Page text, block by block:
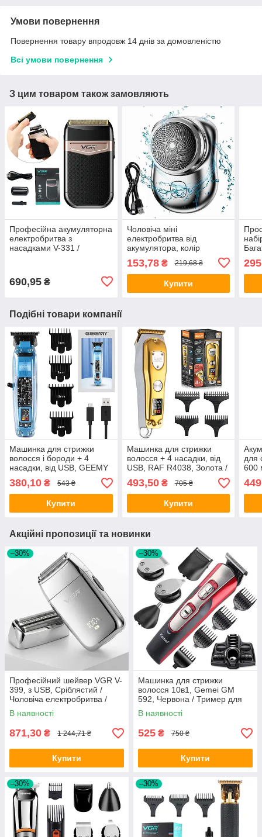
Умови повернення
Повернення товару впродовж 14 днів за домовленістю
Всі умови повернення
З цим товаром також замовляють
Професійна акумуляторна
електробритва з
насадками V-331 /
690,95 ₴
Чоловіча міні
електробритва від
акумулятора, колір
бритва / Дорожня
електробритва
153,78₴ 219,68 ₴
Купити
295
Подібні товари компанії
Машинка для стрижки
волосся і бороди + 4
насадки, від USB, GEEMY
GM8007 / Бездротовий
тример акумуляторний
380,10 ₴ 543 ₴
Купити
Машинка для стрижки
волосся + 4 насадки, від
USB, RAF R4038, Золота /
Акумуляторна машинка
для стрижки / Тример для
стрижки
493,50₴ 705 ₴
Купити
для
600
/
Акційні пропозиції та новинки
–30%
Професійний шейвер VGR V-
399, з USB, Сріблястий /
Чоловіча електробритва /
Портативна акумуляторна
бритва
В наявності
871,30 ₴ 1 244,71 ₴
Купити
–30%
Машинка для стрижки
волосся 10в1, Gemei GM
592, Червона / Тример для
стрижки вусів, бороди /
Електробритва
В наявності
525 ₴ 750 ₴
Купити
–30% –30%